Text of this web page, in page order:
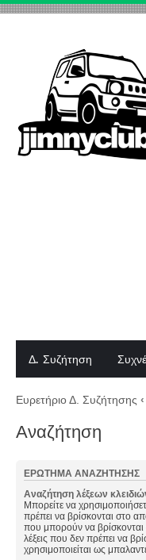
Δ. Συζήτηση
Ευρετήριο Δ. Συζήτησης ‹
Αναζήτηση
ΕΡΏΤΗΜΑ ΑΝΑΖΉΤΗΣΗΣ
Αναζήτηση λέξεων
Μπορείτε να
πρέπει να βρίσκονται στο
που μπορούν να
λέξεις που δεν πρέπει να
χρησιμοποιείται ως